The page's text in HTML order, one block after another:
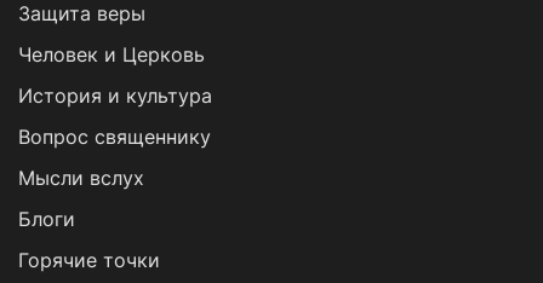
Защита веры
Человек и Церковь
История и культура
Вопрос священнику
Мысли вслух
Блоги
Горячие точки